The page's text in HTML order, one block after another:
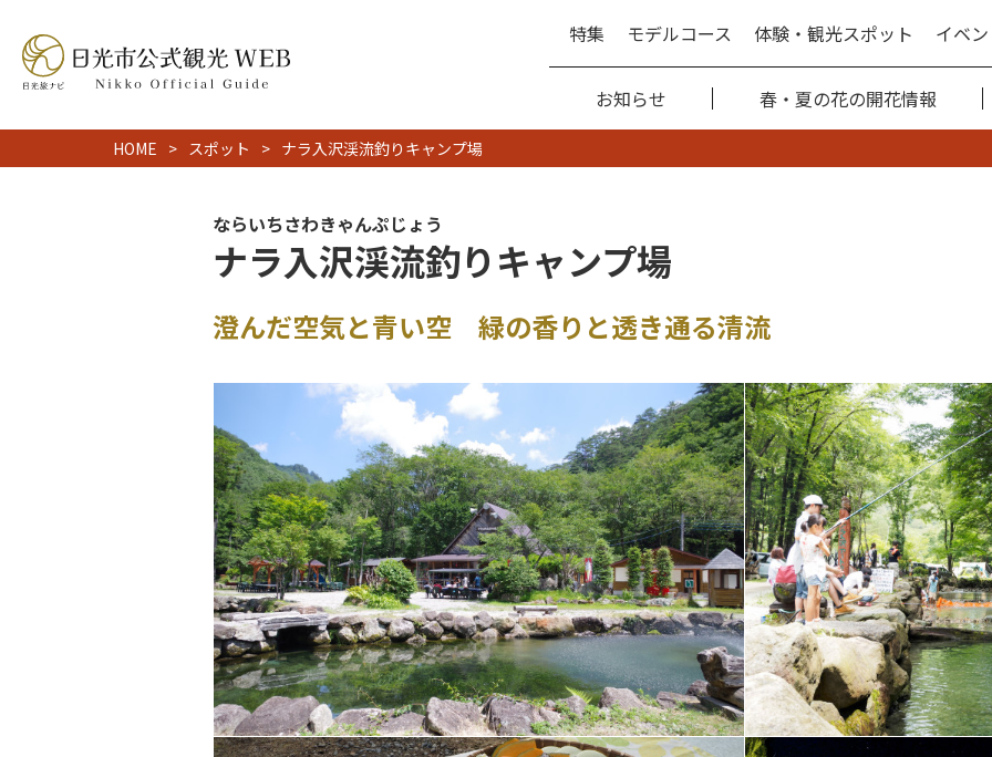
特集 モデルコース 体験・観光スポット イベ
お知らせ 春・夏の花の開花情報
HOME スポット ナラ入沢渓流釣りキャンプ場
ならいちさわきゃんぷじょう
ナラ入沢渓流釣りキャンプ場
澄んだ空気と青い空 緑の香りと透き通る清流